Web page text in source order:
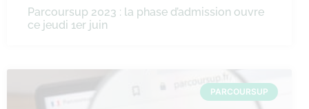
Parcoursup 2023 : la phase d’admission ouvre
ce jeudi 1er juin
PARCOURSUP